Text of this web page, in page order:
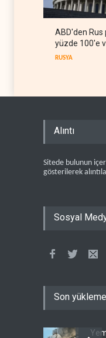
ABD'den
yüzde 100'e
RUSYA
Alıntı
Sitede bulunun
gösterilerek
Sosyal
Son